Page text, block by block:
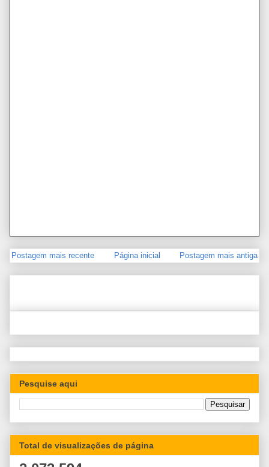
Postagem mais recente Postagem mais antiga
Página inicial
Pesquise aqui
Total de visualizações de página